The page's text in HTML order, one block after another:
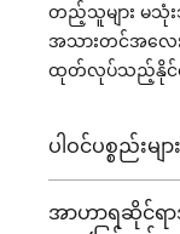
တည့်သူများ မသုံး
အသားတင်အလေး
ထုတ်လုပ်သည့်နိုင်ငံ -
ပါဝင်ပစ္စည်းများ
တစ်မျိုးတည်းဖြ
အာဟာရဆိုင်